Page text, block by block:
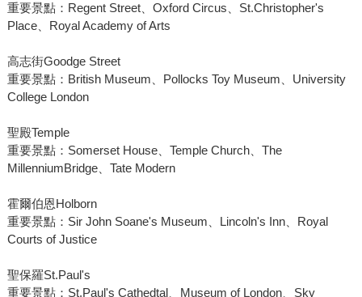
重要景點：Regent Street、Oxford Circus、St.Christopher's
Place、Royal Academy of Arts
高志街Goodge Street
重要景點：British Museum、Pollocks Toy Museum、University
College London
聖殿Temple
重要景點：Somerset House、Temple Church、The
MillenniumBridge、Tate Modern
霍爾伯恩Holborn
重要景點：Sir John Soane's Museum、Lincoln's Inn、Royal
Courts of Justice
聖保羅St.Paul's
重要景點：St.Paul's Cathedtal、Museum of London、Sky